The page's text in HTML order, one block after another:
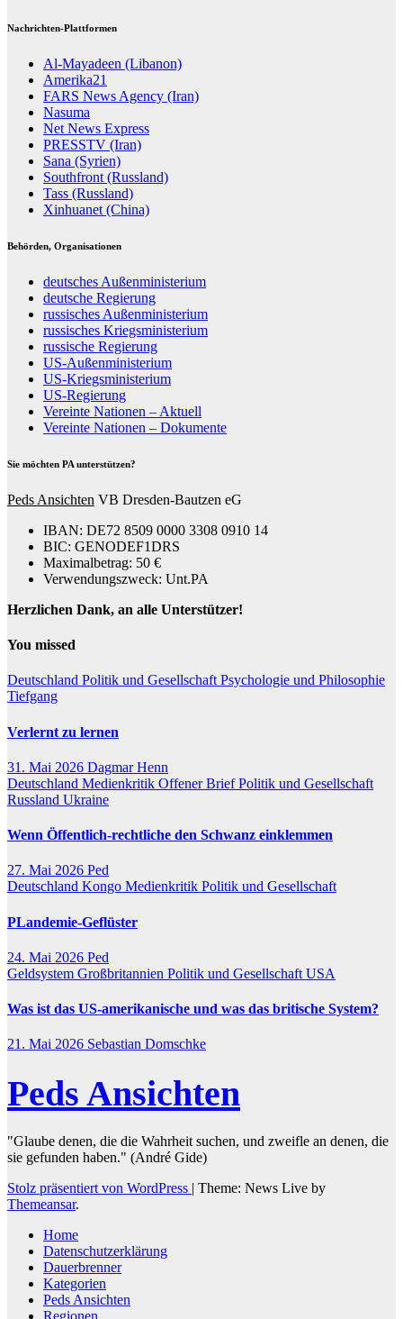
Nachrichten-Plattformen
Al-Mayadeen (Libanon)
Amerika21
FARS News Agency (Iran)
Nasuma
Net News Express
PRESSTV (Iran)
Sana (Syrien)
Southfront (Russland)
Tass (Russland)
Xinhuanet (China)
Behörden, Organisationen
deutsches Außenministerium
deutsche Regierung
russisches Außenministerium
russisches Kriegsministerium
russische Regierung
US-Außenministerium
US-Kriegsministerium
US-Regierung
Vereinte Nationen – Aktuell
Vereinte Nationen – Dokumente
Sie möchten PA unterstützen?
Peds Ansichten VB Dresden-Bautzen eG
IBAN: DE72 8509 0000 3308 0910 14
BIC: GENODEF1DRS
Maximalbetrag: 50 €
Verwendungszweck: Unt.PA
Herzlichen Dank, an alle Unterstützer!
You missed
Deutschland Politik und Gesellschaft Psychologie und Philosophie
Tiefgang
Verlernt zu lernen
31. Mai 2026 Dagmar Henn
Deutschland Medienkritik Offener BriefPolitik und Gesellschaft
Russland Ukraine
Wenn Öffentlich-rechtliche den Schwanz einklemmen
27. Mai 2026 Ped
Deutschland Kongo Medienkritik Politik und Gesellschaft
PLandemie-Geflüster
24. Mai 2026 Ped
Geldsystem Großbritannien Politik und Gesellschaft USA
Was ist das US-amerikanische und was das britische System?
21. Mai 2026 Sebastian Domschke
Peds Ansichten
"Glaube denen, die die Wahrheit suchen, und zweifle an denen, die
sie gefunden haben." (André Gide)
Stolz präsentiert von WordPress | Theme: News Live by
Themeansar.
Home
Datenschutzerklärung
Dauerbrenner
Kategorien
Peds Ansichten